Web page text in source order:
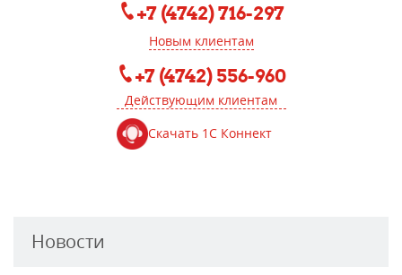
+7 (4742) 716-297
Новым клиентам
+7 (4742) 556-960
Действующим клиентам
Скачать 1С Коннект
Новости